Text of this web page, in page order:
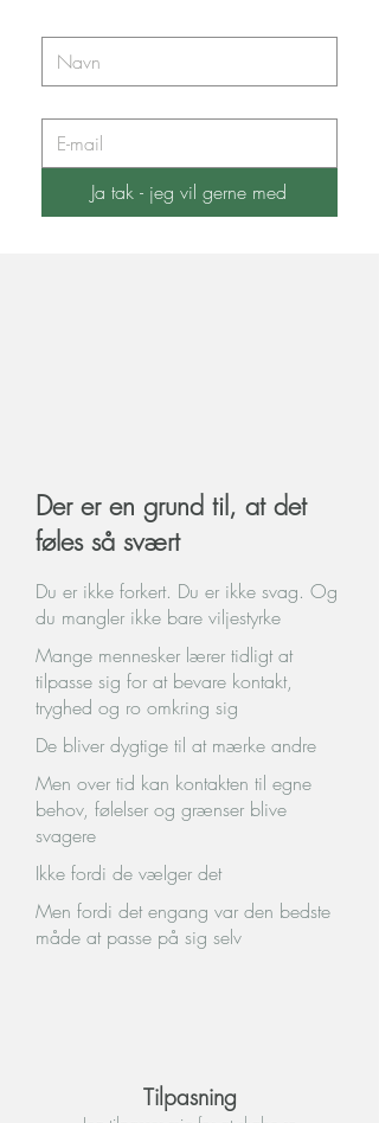
Ja tak - jeg vil gerne med
Der er en grund til, at det
føles så svært
Du er ikke forkert. Du er ikke svag. Og
du mangler ikke bare viljestyrke
Mange mennesker lærer tidligt at
tilpasse sig for at bevare kontakt,
tryghed og ro omkring sig
De bliver dygtige til at mærke andre
Men over tid kan kontakten til egne
behov, følelser og grænser blive
svagere
Ikke fordi de vælger det
Men fordi det engang var den bedste
måde at passe på sig selv
Tilpasning